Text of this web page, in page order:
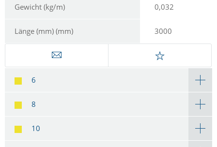
Gewicht (kg/m) 0,032
Länge (mm) (mm) 3000
6
8
10